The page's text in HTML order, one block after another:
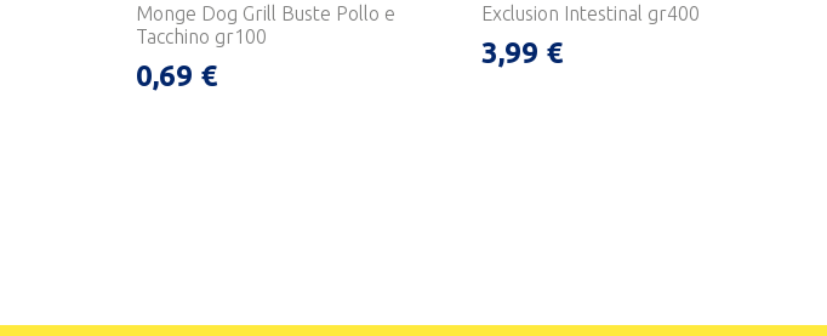
Monge Dog Grill Buste Pollo e
Tacchino gr100
0,69 €
Exclusion Intestinal gr400
3,99 €